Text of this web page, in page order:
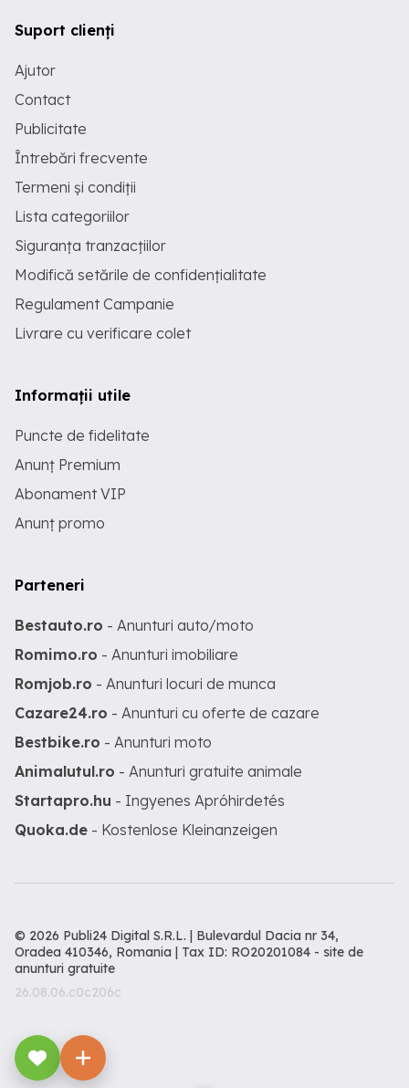
Suport clienți
Ajutor
Contact
Publicitate
Întrebări frecvente
Termeni și condiții
Lista categoriilor
Siguranța tranzacțiilor
Modifică setările de confidențialitate
Regulament Campanie
Livrare cu verificare colet
Informații utile
Puncte de fidelitate
Anunț Premium
Abonament VIP
Anunț promo
Parteneri
Bestauto.ro - Anunturi auto/moto
Romimo.ro - Anunturi imobiliare
Romjob.ro - Anunturi locuri de munca
Cazare24.ro - Anunturi cu oferte de cazare
Bestbike.ro - Anunturi moto
Animalutul.ro - Anunturi gratuite animale
Startapro.hu - Ingyenes Apróhirdetés
Quoka.de - Kostenlose Kleinanzeigen
© 2026 Publi24 Digital S.R.L. | Bulevardul Dacia nr 34,
Oradea 410346, Romania | Tax ID: RO20201084 - site de
anunturi gratuite
26.08.06.c0c206c